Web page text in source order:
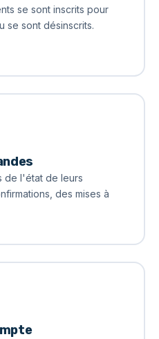
se sont inscrits pour
se sont désinscrits.
de l'état de leurs
des mises à